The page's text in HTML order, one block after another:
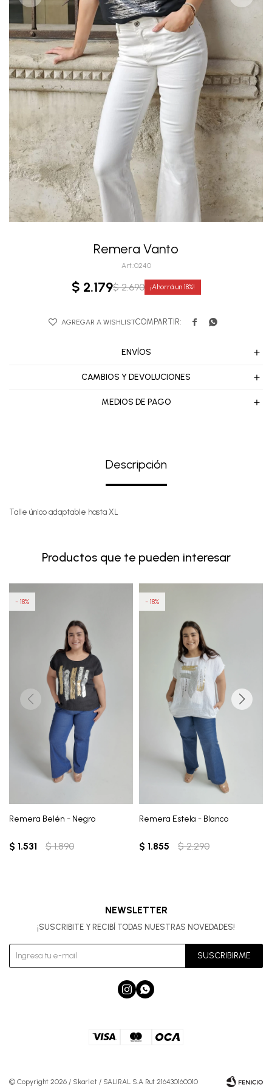
Remera Vanto
0240
$ 2.179$ 2.690 18
 
ENVÍOS
CAMBIOS Y DEVOLUCIONES
MEDIOS DE PAGO
Descripción
Talle único adaptable hasta XL
Productos que te pueden interesar
Remera Belén - Negro
$ 1.531 $ 1.890
18
Remera Estela - Blanco
$ 1.855 $ 2.290
18
NEWSLETTER
¡SUSCRIBITE Y RECIBÍ TODAS NUESTRAS NOVEDADES!
SUSCRIBIRME
 
© Copyright 2026 / Skarlet / SALIRAL S.A Rut 216430160010